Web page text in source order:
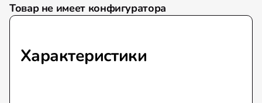
Товар не имеет конфигуратора
Характеристики